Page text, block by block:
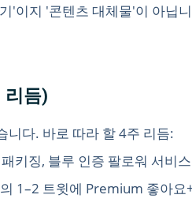
'이지 '콘텐츠 대체물'이 아닙
리듬)
니다. 바로 따라 할 4주 리듬:
키징, 블루 인증 팔로워 서비
1–2 트윗에 Premium 좋아